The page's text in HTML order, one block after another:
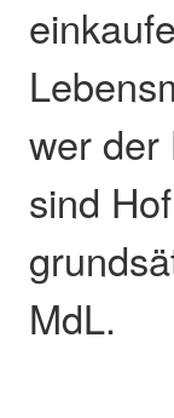
wer der
sind
MdL.